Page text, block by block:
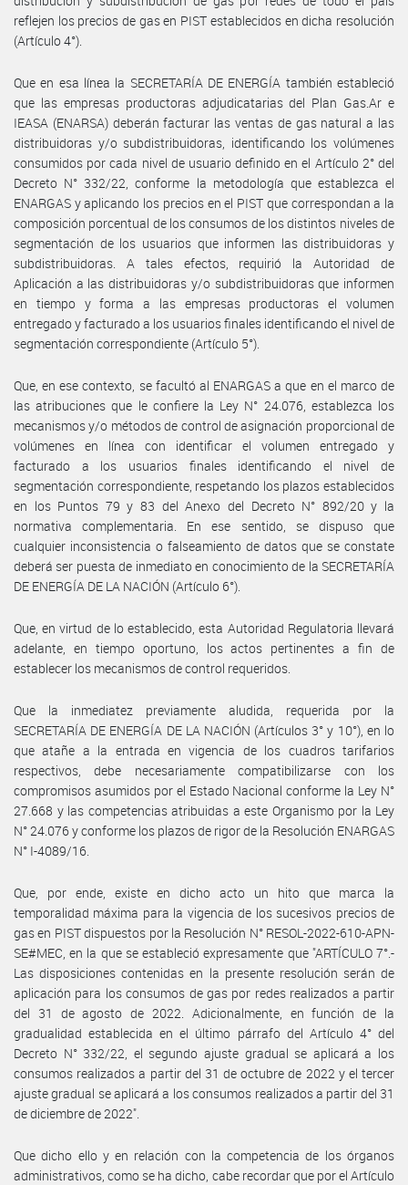
reflejen los precios de gas en PIST establecidos en dicha resolución
(Artículo 4°).
Que en esa línea la SECRETARÍA DE ENERGÍA también estableció
que las empresas productoras adjudicatarias del Plan Gas.Ar e
IEASA (ENARSA) deberán facturar las ventas de gas natural a las
distribuidoras y/o subdistribuidoras, identificando los volúmenes
consumidos por cada nivel de usuario definido en el Artículo 2° del
Decreto N° 332/22, conforme la metodología que establezca el
ENARGAS y aplicando los precios en el PIST que correspondan a la
composición porcentual de los consumos de los distintos niveles de
segmentación de los usuarios que informen las distribuidoras y
subdistribuidoras. A tales efectos, requirió la Autoridad de
Aplicación a las distribuidoras y/o subdistribuidoras que informen
en tiempo y forma a las empresas productoras el volumen
entregado y facturado a los usuarios finales identificando el nivel de
segmentación correspondiente (Artículo 5°).
Que, en ese contexto, se facultó al ENARGAS a que en el marco de
las atribuciones que le confiere la Ley N° 24.076, establezca los
mecanismos y/o métodos de control de asignación proporcional de
volúmenes en línea con identificar el volumen entregado y
facturado a los usuarios finales identificando el nivel de
segmentación correspondiente, respetando los plazos establecidos
en los Puntos 79 y 83 del Anexo del Decreto N° 892/20 y la
normativa complementaria. En ese sentido, se dispuso que
cualquier inconsistencia o falseamiento de datos que se constate
deberá ser puesta de inmediato en conocimiento de la SECRETARÍA
DE ENERGÍA DE LA NACIÓN (Artículo 6°).
Que, en virtud de lo establecido, esta Autoridad Regulatoria llevará
adelante, en tiempo oportuno, los actos pertinentes a fin de
establecer los mecanismos de control requeridos.
Que la inmediatez previamente aludida, requerida por la
SECRETARÍA DE ENERGÍA DE LA NACIÓN (Artículos 3° y 10°), en lo
que atañe a la entrada en vigencia de los cuadros tarifarios
respectivos, debe necesariamente compatibilizarse con los
compromisos asumidos por el Estado Nacional conforme la Ley N°
27.668 y las competencias atribuidas a este Organismo por la Ley
N° 24.076 y conforme los plazos de rigor de la Resolución ENARGAS
N° I-4089/16.
Que, por ende, existe en dicho acto un hito que marca la
temporalidad máxima para la vigencia de los sucesivos precios de
gas en PIST dispuestos por la Resolución N° RESOL-2022-610-APN-
SE#MEC, en la que se estableció expresamente que "ARTÍCULO 7°.-
Las disposiciones contenidas en la presente resolución serán de
aplicación para los consumos de gas por redes realizados a partir
del 31 de agosto de 2022. Adicionalmente, en función de la
gradualidad establecida en el último párrafo del Artículo 4° del
Decreto N° 332/22, el segundo ajuste gradual se aplicará a los
consumos realizados a partir del 31 de octubre de 2022 y el tercer
ajuste gradual se aplicará a los consumos realizados a partir del 31
de diciembre de 2022".
Que dicho ello y en relación con la competencia de los órganos
administrativos, como se ha dicho, cabe recordar que por el Artículo